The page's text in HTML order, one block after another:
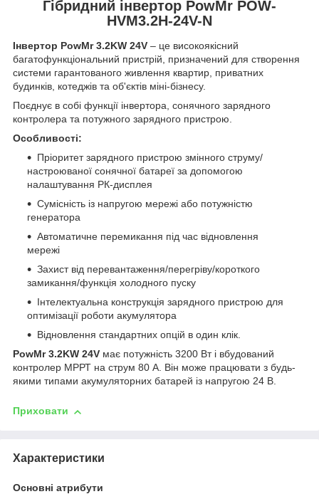
Гібридний інвертор PowMr POW-
HVM3.2H-24V-N
Інвертор PowMr 3.2KW 24V – це високоякісний
багатофункціональний пристрій, призначений для створення
системи гарантованого живлення квартир, приватних
будинків, котеджів та об'єктів міні-бізнесу.
Поєднує в собі функції інвертора, сонячного зарядного
контролера та потужного зарядного пристрою.
Особливості:
Пріоритет зарядного пристрою змінного струму/
настроюваної сонячної батареї за допомогою
налаштування РК-дисплея
Сумісність із напругою мережі або потужністю
генератора
Автоматичне перемикання під час відновлення
мережі
Захист від перевантаження/перегріву/короткого
замикання/функція холодного пуску
Інтелектуальна конструкція зарядного пристрою для
оптимізації роботи акумулятора
Відновлення стандартних опцій в один клік.
PowMr 3.2KW 24V має потужність 3200 Вт і вбудований
контролер МРРТ на струм 80 А. Він може працювати з будь-
якими типами акумуляторних батарей із напругою 24 В.
Приховати
Характеристики
Основні атрибути